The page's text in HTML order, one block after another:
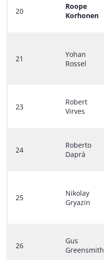
20
Roope
Korhonen
21
Yohan
Rossel
23
Robert
Virves
24
Roberto
Daprà
25
Nikolay
Gryazin
26
Gus
Greensmith